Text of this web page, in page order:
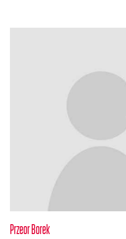
Przeor Borek